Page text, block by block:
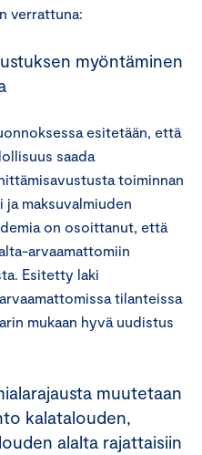
verrattuna:
myöntäminen
esitetään, että
saada
toiminnan
maksuvalmiuden
on osoittanut, että
arvaamattomiin
Esitetty laki
tilanteissa
mukaan hyvä uudistus
muutetaan
kalatalouden,
alalta rajattaisiin